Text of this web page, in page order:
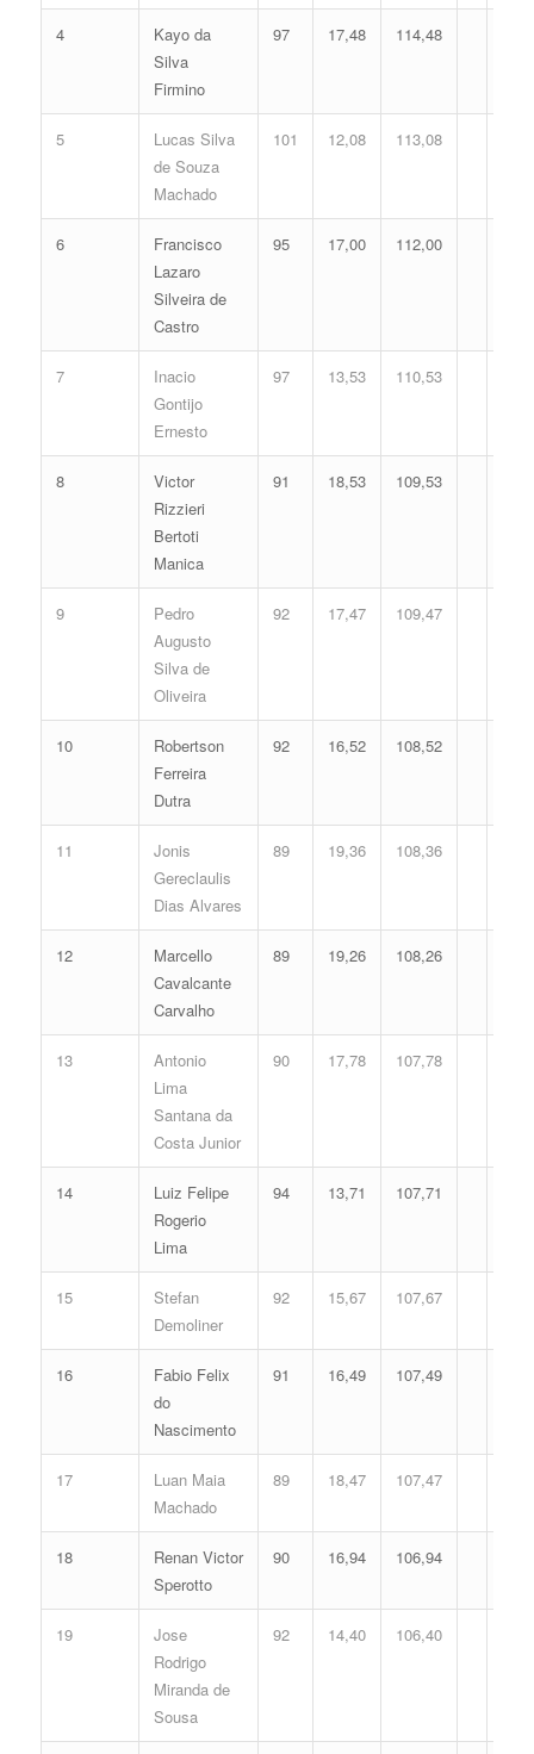
4
Kayo da
Silva
Firmino
97 17,48 114,48
5
Lucas Silva
de Souza
Machado
101 12,08 113,08
6
Francisco
Lazaro
Silveira de
Castro
95 17,00 112,00
7
Inacio
Gontijo
Ernesto
97 13,53 110,53
8
Victor
Rizzieri
Bertoti
Manica
91 18,53 109,53
9
Pedro
Augusto
Silva de
Oliveira
92 17,47 109,47
10
Robertson
Ferreira
Dutra
92 16,52 108,52
11
Jonis
Gereclaulis
Dias Alvares
89 19,36 108,36
12
Marcello
Cavalcante
Carvalho
89 19,26 108,26
13
Antonio
Lima
Santana da
Costa Junior
90 17,78 107,78
14
Luiz Felipe
Rogerio
Lima
94 13,71 107,71
15
Stefan
Demoliner
92 15,67 107,67
16
Fabio Felix
do
Nascimento
91 16,49 107,49
17
Luan Maia
Machado
89 18,47 107,47
18
Renan Victor
Sperotto
90 16,94 106,94
19
Jose
Rodrigo
Miranda de
Sousa
92 14,40 106,40